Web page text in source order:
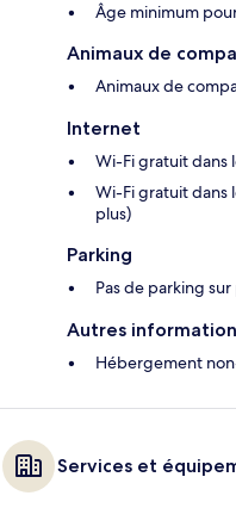
Âge minimum
Animaux de
Animaux de
Internet
Wi-Fi gratuit dans
Wi-Fi gratuit dans
plus)
Parking
Pas de parking
Autres
Hébergement
Services et